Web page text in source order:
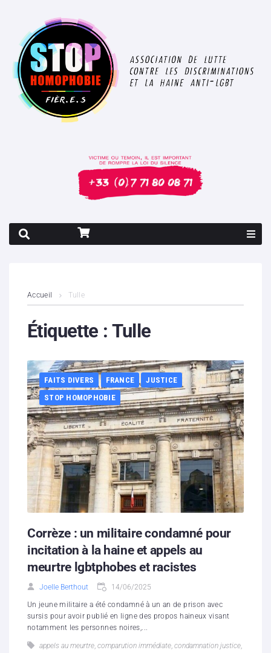
Contenus litigieux
Boutique
Partenaires
Contacts
Hébergement solidaire
Accueil Tulle
Étiquette : Tulle
FAITS DIVERS FRANCE
JUSTICE
STOP HOMOPHOBIE
Corrèze : un militaire condamné pour
incitation à la haine et appels au
meurtre lgbtphobes et racistes
Joelle Berthout 14/06/2025
Un jeune militaire a été condamné à un an de prison avec
sursis pour avoir publié en ligne des propos haineux visant
notamment les personnes noires,...
appels au meurtre, comparution immédiate, condamnation justice,